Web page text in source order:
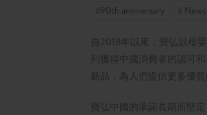
#90th anniversary # News
自2018年以來，寶弘以母
列獲得中國消費者的認可
新品，為人們提供更多優
寶弘中國的承諾長期而堅